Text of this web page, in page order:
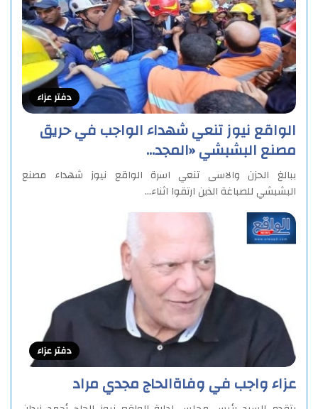
دفتر عزاء
الواقع نيوز تنعي شهداء الواجب في حريق
مصنع البشبشي «المجد…
ببالغ الحزن والاسى تنعي اسرة الواقع نيوز شهداء مصنع
البشبشي للصباغة الذين ارتقوا اثناء…
دفتر عزاء
عزاء واجب في وفاةالحاج مجدي مراد